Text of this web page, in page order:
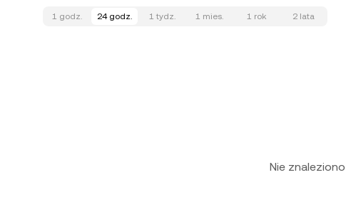
1 godz. 24 godz. 1 tydz. 1 mies. 1 rok 2 lata
Nie